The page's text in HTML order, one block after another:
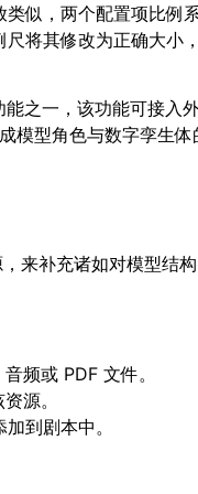
似，两个配置项比例
将其修改为正确大小
之一，该功能可接入
模型角色与数字孪生
来补充诸如对模型结
频或 PDF 文件。
源。
到剧本中。